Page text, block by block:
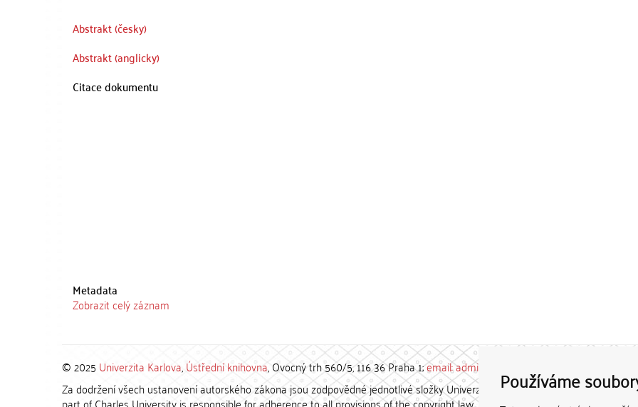
Používáme
Abstrakt (česky)
Abstrakt (anglicky)
Citace dokumentu
Metadata
Zobrazit celý záznam
© 2025 Univerzita Karlova,Ústřední knihovna, Ovocný trh 560/5, 116 36 Praha 1;email: admin-repozitar [at] cuni.cz
Za dodržení všech ustanovení autorského zákona jsou zodpovědné jednotlivé složky Univerzity Karlovy. / Each constituent